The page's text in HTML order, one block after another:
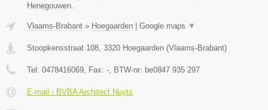
Henegouwen.
Vlaams-Brabant » Hoegaarden Google maps ▼
Stoopkensstraat 108, 3320 Hoegaarden (Vlaams-Brabant)
Tel: 0478416069, Fax: -, BTW-nr: be0847 935 297
E-mail › BVBA Architect Nuyts